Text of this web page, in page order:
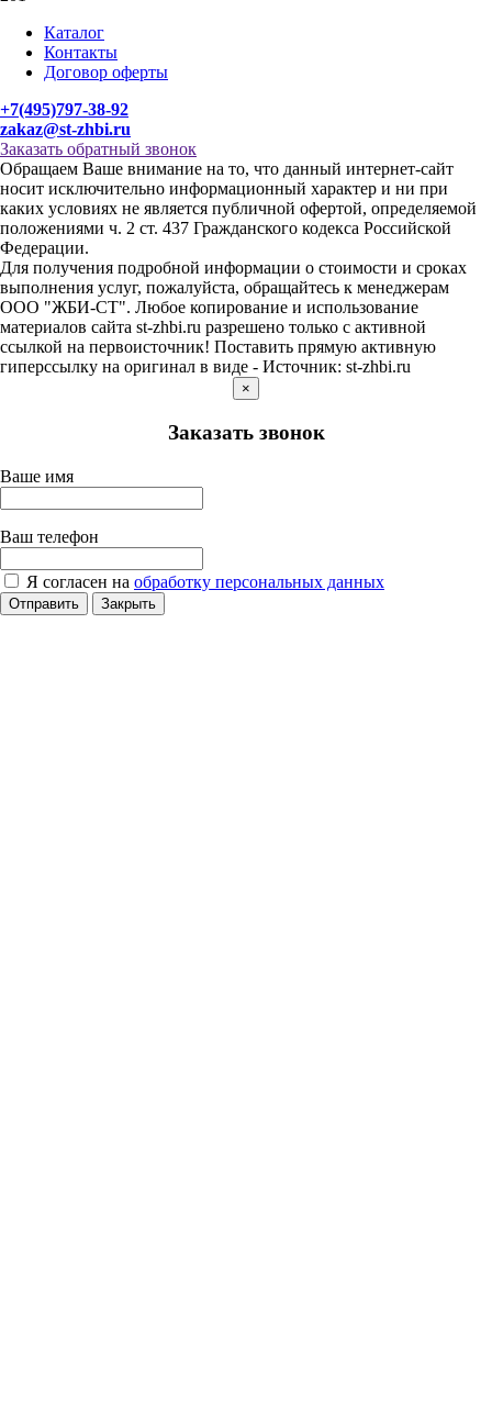
Каталог
Контакты
Договор оферты
+7(495)797-38-92
zakaz@st-zhbi.ru
Заказать обратный звонок
Обращаем Ваше внимание на то, что данный интернет-сайт
носит исключительно информационный характер и ни при
каких условиях не является публичной офертой, определяемой
положениями ч. 2 ст. 437 Гражданского кодекса Российской
Федерации.
Для получения подробной информации о стоимости и сроках
выполнения услуг, пожалуйста, обращайтесь к менеджерам
ООО "ЖБИ-СТ". Любое копирование и использование
материалов сайта st-zhbi.ru разрешено только с активной
ссылкой на первоисточник! Поставить прямую активную
гиперссылку на оригинал в виде - Источник: st-zhbi.ru
×
Заказать звонок
Ваше имя
Ваш телефон
Я согласен на обработку персональных данных
Отправить Закрыть